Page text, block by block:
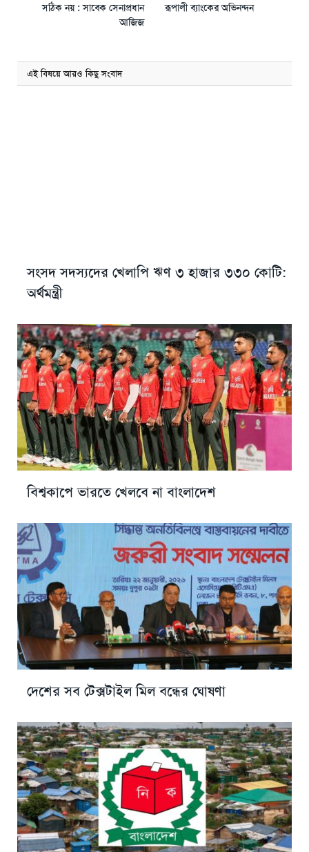
সঠিক নয় : সাবেক সেনাপ্রধান
আজিজ
রূপালী ব্যাংকের অভিনন্দন
এই বিষয়ে আরও কিছু সংবাদ
সংসদ সদস্যদের খেলাপি ঋণ ৩ হাজার ৩৩০ কোটি:
অর্থমন্ত্রী
বিশ্বকাপে ভারতে খেলবে না বাংলাদেশ
দেশের সব টেক্সটাইল মিল বন্ধের ঘোষণা